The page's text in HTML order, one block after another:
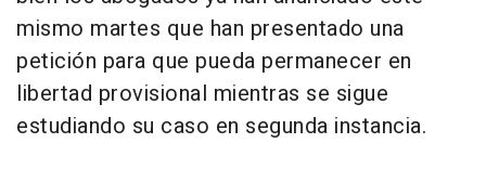
mismo martes que han presentado una
petición para que pueda permanecer en
libertad provisional mientras se sigue
estudiando su caso en segunda instancia.